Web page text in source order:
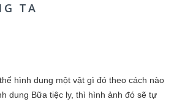
TA
hình dung một vật gì đó theo cách nào
dung Bữa tiệc ly, thì hình ảnh đó sẽ tự